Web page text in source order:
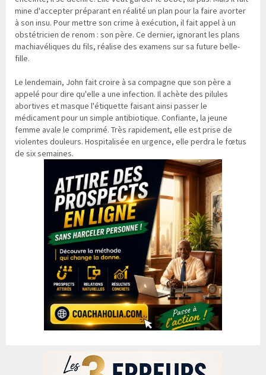
mine d'accepter préparant en réalité un plan pour la faire avorter
à son insu. Pour mettre son crime à exécution, il fait appel à un
obstétricien de renom : son père. Ce dernier, ignorant les plans
machiavéliques du fils, réalise des examens sur sa future belle-
fille.
Le lendemain, John fait croire à sa compagne que son père a
appelé pour dire qu'elle a une infection. Il achète des pilules
abortives et masque l'étiquette faisant ainsi passer le
médicament pour un simple antibiotique. Confiante, la jeune
femme avale le comprimé. Très rapidement, elle est prise de
violentes douleurs. Hospitalisée en urgence, elle perdra le fœtus
de six semaines.